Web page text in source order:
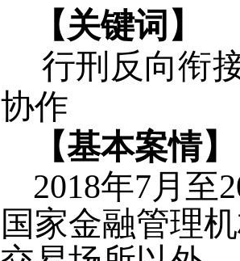
【关键词】
行刑反向衔
协作
【基本案情】
2018年7月至
国家金融管理